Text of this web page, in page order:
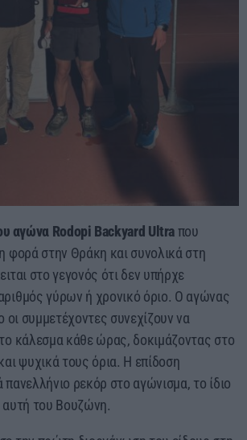
αγώνα Rodopi Backyard Ultraπου
φορά στην Θράκη και συνολικά στη
στο γεγονός ότι δεν υπήρχε
γύρων ή χρονικό όριο. Ο αγώνας
οι συμμετέχοντες συνεχίζουν να
κάλεσμα κάθε ώρας, δοκιμάζοντας στο
ψυχικά τους όρια. Η επίδοση
ρεκόρ στο αγώνισμα, το ίδιο
αυτή του Βουζώνη.